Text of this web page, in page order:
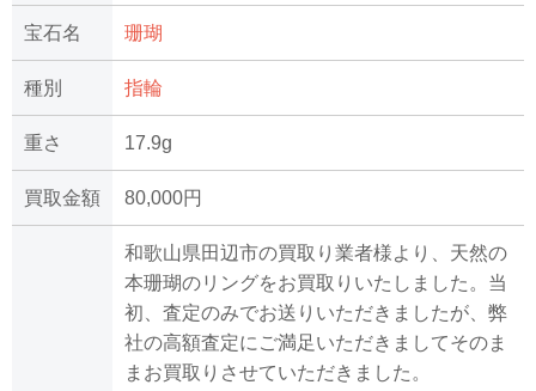
宝石名 珊瑚
種別 指輪
重さ 17.9g
買取金額 80,000円
和歌山県田辺市の買取り業者様より、天然の
本珊瑚のリングをお買取りいたしました。当
初、査定のみでお送りいただきましたが、弊
社の高額査定にご満足いただきましてそのま
まお買取りさせていただきました。